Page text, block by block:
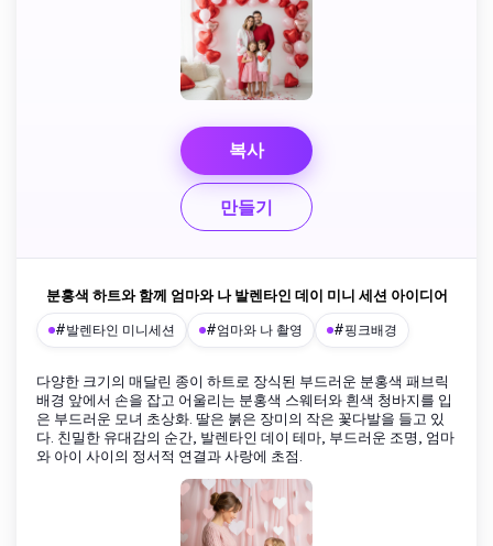
복사
만들기
분홍색 하트와 함께 엄마와 나 발렌타인 데이 미니 세션 아이디어
#발렌타인 미니세션 #엄마와 나 촬영 #핑크배경
다양한 크기의 매달린 종이 하트로 장식된 부드러운 분홍색 패브릭
배경 앞에서 손을 잡고 어울리는 분홍색 스웨터와 흰색 청바지를 입
은 부드러운 모녀 초상화. 딸은 붉은 장미의 작은 꽃다발을 들고 있
다. 친밀한 유대감의 순간, 발렌타인 데이 테마, 부드러운 조명, 엄마
와 아이 사이의 정서적 연결과 사랑에 초점.